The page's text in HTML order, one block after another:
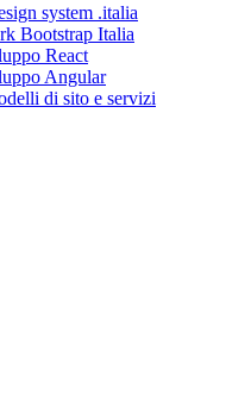
system .italia
Bootstrap Italia
React
Angular
di sito e servizi